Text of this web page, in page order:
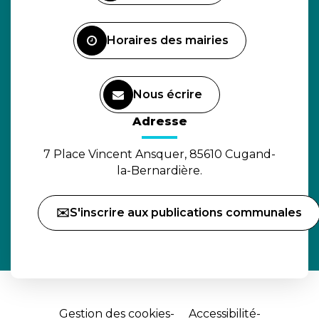
compte
Horaires des mairies
Nous écrire
(ouverture dans un nouvel
Adresse
7 Place Vincent Ansquer, 85610 Cugand-
la-Bernardière.
✉️S'inscrire aux publications communales
Gestion des cookies Accessibilité